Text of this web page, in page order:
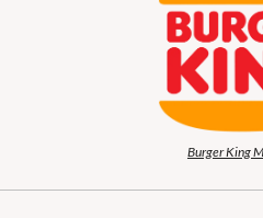
Burger King